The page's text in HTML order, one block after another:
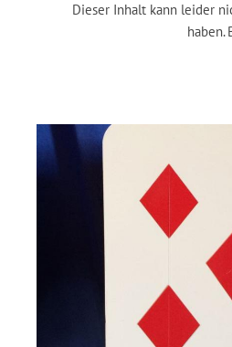
Dieser Inhalt kann leider
haben.